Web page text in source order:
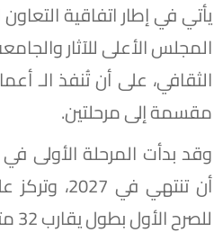
المجلس الأعلى للآثار
مقسمة إلى مرحلتين.
أن تنتهي في
للصرح الأول بطول يقارب 32 مترًا.